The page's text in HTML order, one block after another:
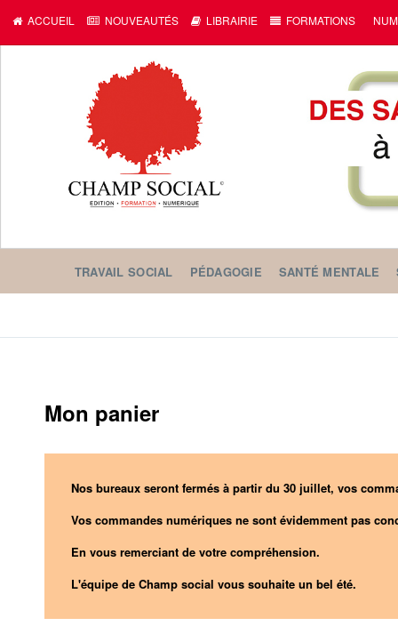
ACCUEIL NOUVEAUTÉS LIBRAIRIE FORMATIONS
TRAVAIL SOCIAL PÉDAGOGIE SANTÉ MENTALE
Mon panier
Nos bureaux seront fermés à partir du 30 juillet, vos
Vos commandes numériques ne sont évidemment pas
En vous remerciant de votre compréhension.
L'équipe de Champ social vous souhaite un bel été.